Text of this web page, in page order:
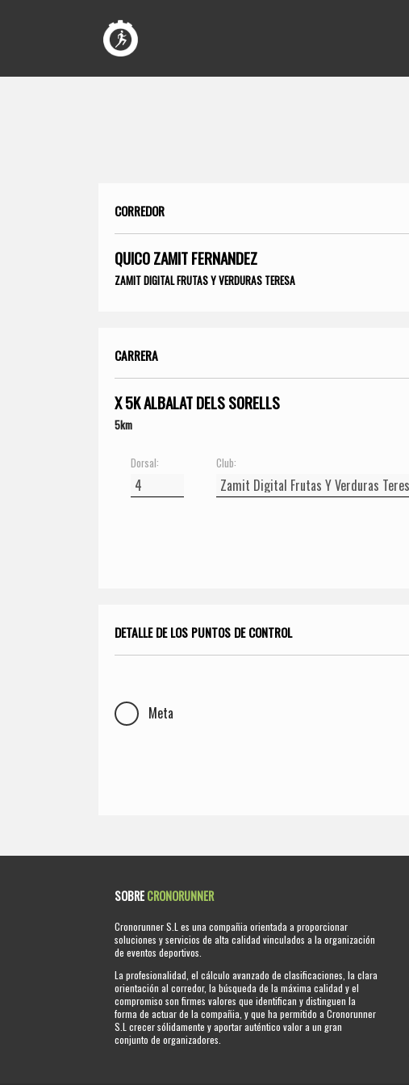
CORREDOR
QUICO ZAMIT FERNANDEZ
ZAMIT DIGITAL FRUTAS Y VERDURAS TERESA
CARRERA
X 5K ALBALAT DELS SORELLS
5km
Dorsal: Club:
DETALLE DE LOS PUNTOS DE CONTROL
Meta
SOBRECRONORUNNER
Cronorunner S.L es una compañia orientada a proporcionar
soluciones y servicios de alta calidad vinculados a la organización
de eventos deportivos.
La profesionalidad, el cálculo avanzado de clasificaciones, la clara
orientación al corredor, la búsqueda de la máxima calidad y el
compromiso son firmes valores que identifican y distinguen la
forma de actuar de la compañia, y que ha permitido a Cronorunner
S.L crecer sólidamente y aportar auténtico valor a un gran
conjunto de organizadores.